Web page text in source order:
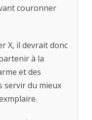
couronner
X, il devrait donc
à la
et des
servir du mieux